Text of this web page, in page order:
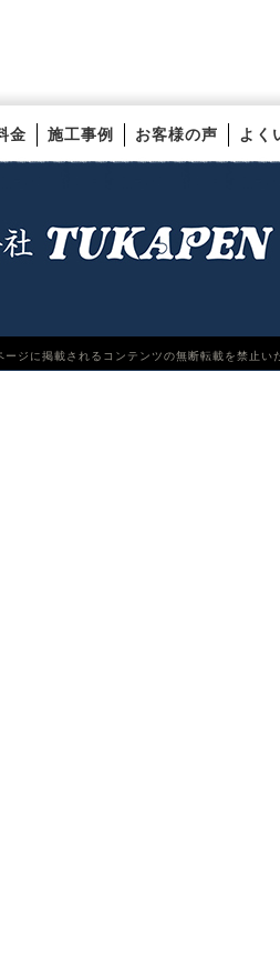
金 施工事例 お客様の声 よく
ージに掲載されるコンテンツの無断転載を禁